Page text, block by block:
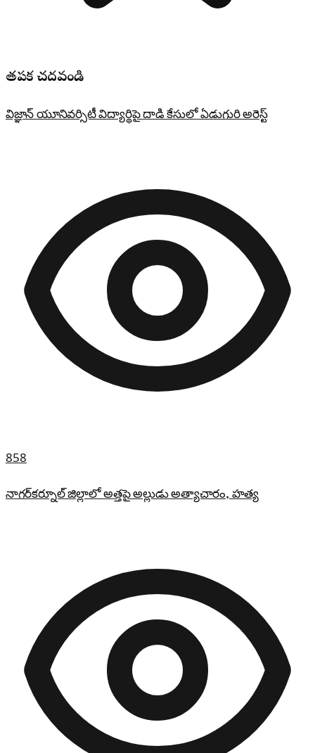
తప్పక చదవండి
విజ్ఞాన్ యూనివర్సిటీ విద్యార్థిపై దాడి కేసులో ఏడుగురి అరెస్ట్
858
నాగర్‌కర్నూల్ జిల్లాలో అత్తపై అల్లుడు అత్యాచారం, హత్య